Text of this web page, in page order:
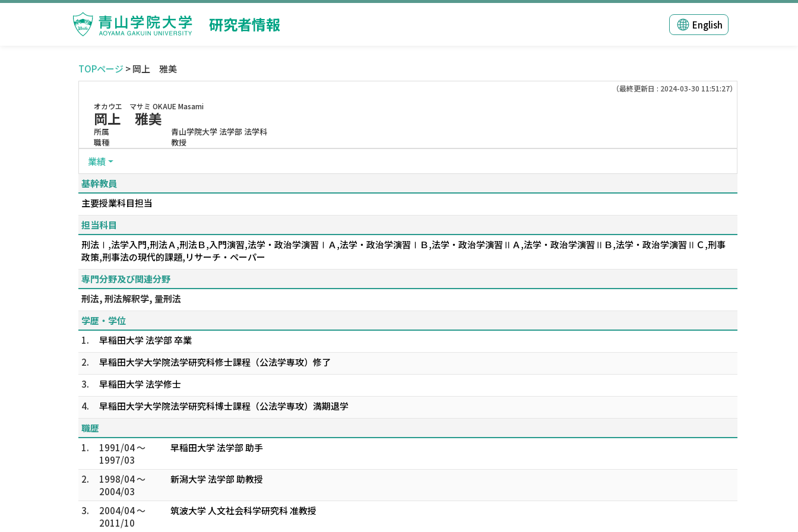
研究者情報 English
TOPページ > 岡上 雅美
（最終更新日 : 2024-03-30 11:51:27）
オカウエ マサミ OKAUE Masami
岡上 雅美
所属
青山学院大学 法学部 法学科
職種
教授
業績
基幹教員
主要授業科目担当
担当科目
刑法Ⅰ,法学入門,刑法Ａ,刑法Ｂ,入門演習,法学・政治学演習ⅠＡ,法学・政治学演習ⅠＢ,法学・政治学演習ⅡＡ,法学・政治学演習ⅡＢ,法学・政治学演習ⅡＣ,刑事
政策,刑事法の現代的課題,リサーチ・ペーパー
専門分野及び関連分野
刑法, 刑法解釈学, 量刑法
学歴・学位
1.
早稲田大学 法学部 卒業
2.
早稲田大学大学院法学研究科修士課程（公法学専攻）修了
3.
早稲田大学 法学修士
4.
早稲田大学大学院法学研究科博士課程（公法学専攻）満期退学
職歴
1.
1991/04 ～
1997/03
早稲田大学 法学部 助手
2.
1998/04 ～
2004/03
新潟大学 法学部 助教授
3.
2004/04 ～
2011/10
筑波大学 人文社会科学研究科 准教授